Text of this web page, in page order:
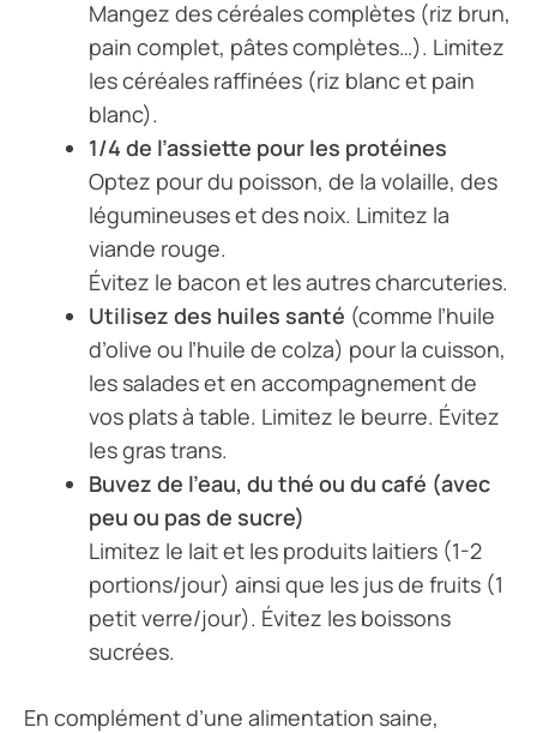
Mangez des céréales complètes (riz brun,
pain complet, pâtes complètes…). Limitez
les céréales raffinées (riz blanc et pain
blanc).
1/4 de l’assiette pour les protéines
Optez pour du poisson, de la volaille, des
légumineuses et des noix. Limitez la
viande rouge.
Évitez le bacon et les autres charcuteries.
Utilisez des huiles santé (comme l’huile
d’olive ou l’huile de colza) pour la cuisson,
les salades et en accompagnement de
vos plats à table. Limitez le beurre. Évitez
les gras trans.
Buvez de l’eau, du thé ou du café (avec
peu ou pas de sucre)
Limitez le lait et les produits laitiers (1-2
portions/jour) ainsi que les jus de fruits (1
petit verre/jour). Évitez les boissons
sucrées.
En complément d’une alimentation saine,